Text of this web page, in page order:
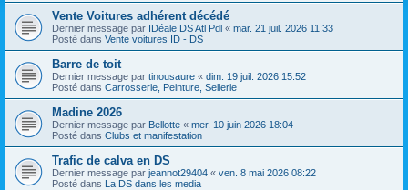
Vente Voitures adhérent décédé
Dernier message par IDéale DS Atl Pdl « mar. 21 juil. 2026 11:33
Posté dans Vente voitures ID - DS
Barre de toit
Dernier message par tinousaure « dim. 19 juil. 2026 15:52
Posté dans Carrosserie, Peinture, Sellerie
Madine 2026
Dernier message par Bellotte « mer. 10 juin 2026 18:04
Posté dans Clubs et manifestation
Trafic de calva en DS
Dernier message par jeannot29404 « ven. 8 mai 2026 08:22
Posté dans La DS dans les media